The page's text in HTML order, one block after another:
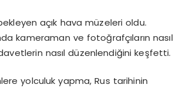
açık hava müzeleri oldu.
kameraman ve fotoğrafçıların nasıl
davetlerin nasıl düzenlendiğini keşfetti.
yolculuk yapma, Rus tarihinin